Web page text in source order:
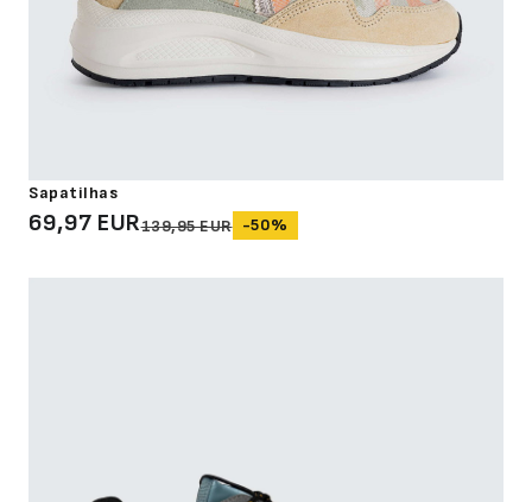
Sapatilhas
69,97 EUR139,95 EUR -50%